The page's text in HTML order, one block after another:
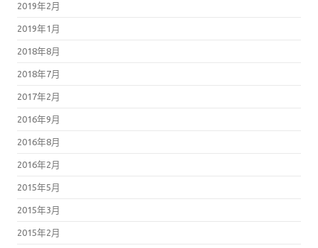
2019年2月
2019年1月
2018年8月
2018年7月
2017年2月
2016年9月
2016年8月
2016年2月
2015年5月
2015年3月
2015年2月